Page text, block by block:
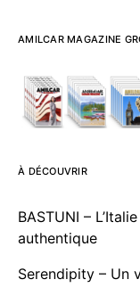
AMILCAR MAGAZINE
À DÉCOUVRIR
BASTUNI –
authentique
Serendipity – Un